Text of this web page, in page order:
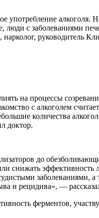
употребление
с заболеваниями
руководитель
на процессы
с алкоголем
количества
доктор.
до
снижать
заболеваниями,
и рецидива», —
ферментов,